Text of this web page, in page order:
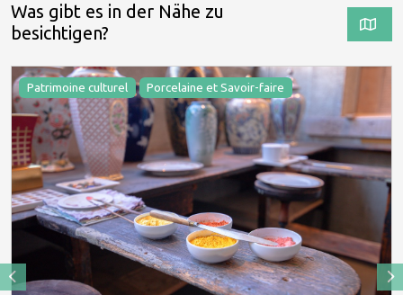
Was gibt es in der Nähe zu
besichtigen?
Patrimoine culturel Porcelaine et Savoir-faire